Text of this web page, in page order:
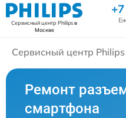
Сервисный центр Philipsв
Москве
Сервисный центр Philips
Ремонт
смартфона